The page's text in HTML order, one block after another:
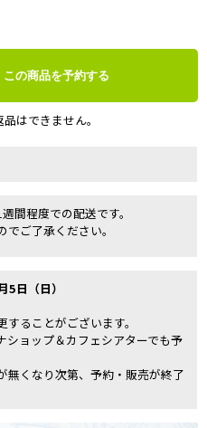
この商品を予約する
はできません。
間程度での配送です。
ご了承ください。
5日（日）
ることがございます。
ョップ＆カフェシアターでも予
くなり次第、予約・販売が終了